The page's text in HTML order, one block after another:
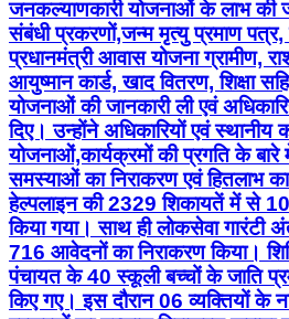
जनकल्याणकारी योजनाओं के लाभ की
संबंधी प्रकरणों,जन्म मृत्यु प्रमाण पत्र,
प्रधानमंत्री आवास योजना ग्रामीण,
आयुष्मान कार्ड, खाद वितरण, शिक्षा
योजनाओं की जानकारी ली एवं
दिए। उन्‍होंने अधिकारियों एवं स्‍थानीय
योजनाओं,कार्यक्रमों की प्रगति के बारे
समस्‍याओं का निराकरण एवं हितलाभ
हेल्पलाइन की 2329 शिकायतें में से
किया गया। साथ ही लोकसेवा
716 आवेदनों का निराकरण किया।
पंचायत के 40 स्‍कूली बच्‍चों के जाति
किए गए। इस दौरान 06 व्‍यक्तियों के